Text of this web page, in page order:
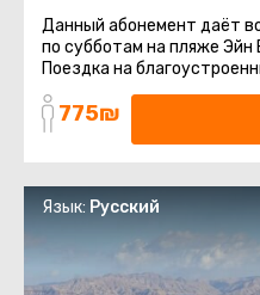
Данный абонемент даёт
по субботам на пляже Эйн
Поездка на
Мертвом море. Шезлонги ...
775₪
Язык: Русский